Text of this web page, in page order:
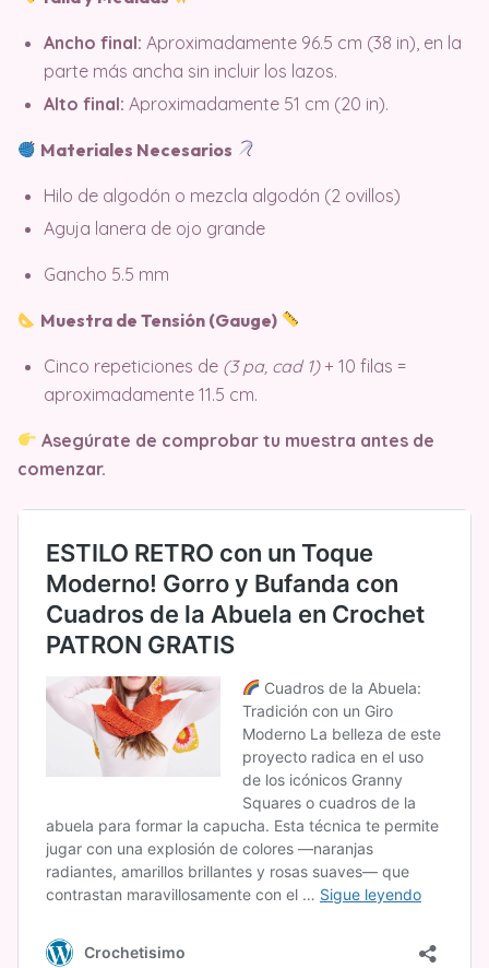
Ancho final: Aproximadamente 96.5 cm (38 in), en la
parte más ancha sin incluir los lazos.
Alto final: Aproximadamente 51 cm (20 in).
Materiales Necesarios
Hilo de algodón o mezcla algodón (2 ovillos)
Aguja lanera de ojo grande
Gancho 5.5 mm
Muestra de Tensión (Gauge)
Cinco repeticiones de (3 pa, cad 1)+ 10 filas =
aproximadamente 11.5 cm.
Asegúrate de comprobar tu muestra antes de
comenzar.